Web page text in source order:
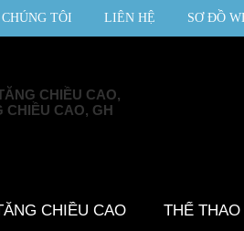
TÔI LIÊN HỆ SƠ ĐỒ
CHIỀU CAO,
CHIỀU CAO, GH
CHIỀU CAO THỂ THAO